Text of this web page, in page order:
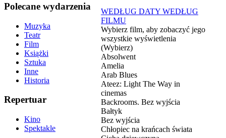
Polecane wydarzenia
Muzyka
Teatr
Film
Książki
Sztuka
Inne
Historia
Repertuar
Kino
Spektakle
WEDŁUG DATY WEDŁUG
FILMU
Wybierz film, aby zobaczyć jego
wszystkie wyświetlenia
(Wybierz)
Absolwent
Amelia
Arab Blues
Ateez: Light The Way in
cinemas
Backrooms. Bez wyjścia
Bałtyk
Bez wyjścia
Chłopiec na krańcach świata